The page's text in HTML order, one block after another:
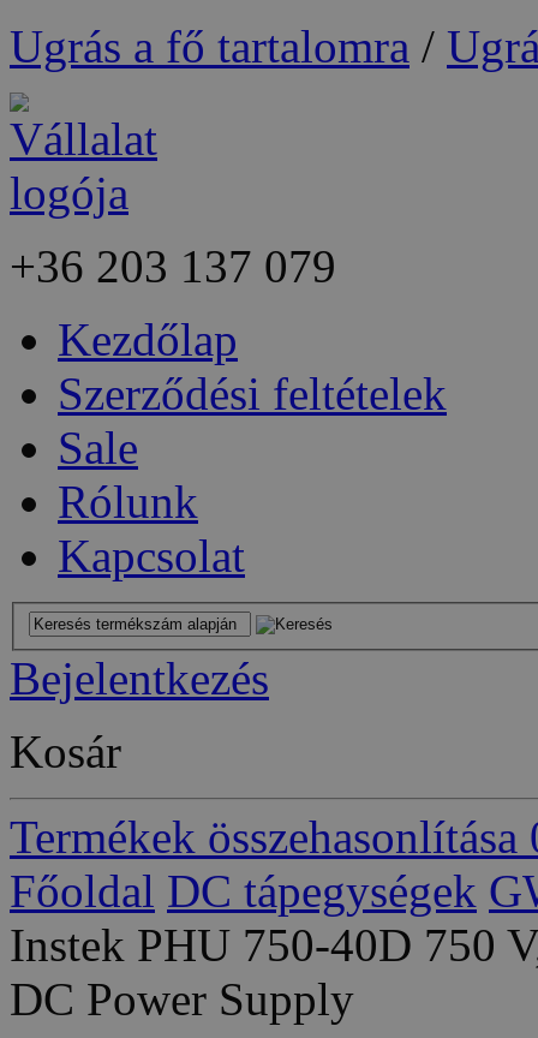
Ugrás a fő tartalomra /
+36 203 137 079
Kezdőlap
Szerződési feltételek
Sale
Rólunk
Kapcsolat
Bejelentkezés
Kosár
Termékek összehasonlítása
Főoldal DC tápegységek
Instek PHU 750-40D 750
DC Power Supply